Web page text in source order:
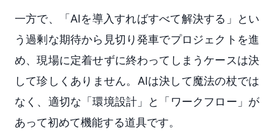
一方で、「AIを導入すればすべて解決する」とい
う過剰な期待から見切り発車でプロジェクトを進
め、現場に定着せずに終わってしまうケースは決
して珍しくありません。AIは決して魔法の杖では
なく、適切な「環境設計」と「ワークフロー」が
あって初めて機能する道具です。